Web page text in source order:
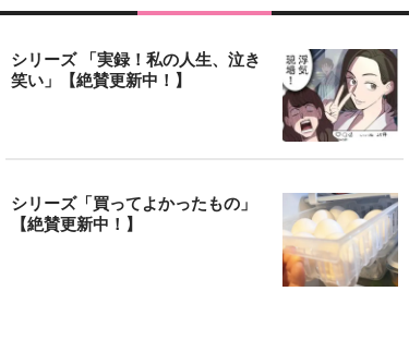
シリーズ 「実録！私の人生、泣き
笑い」【絶賛更新中！】
シリーズ「買ってよかったもの」
【絶賛更新中！】